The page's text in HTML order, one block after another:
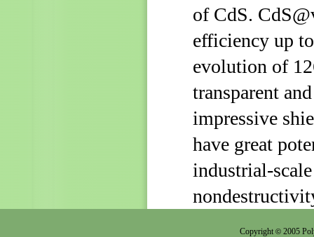
of CdS.
efficiency up
evolution of
transparent
impressive
have great
Copyright© 2005